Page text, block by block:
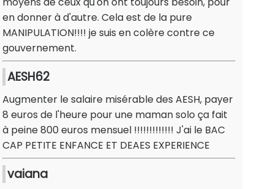
en donner à d'autre. Cela est de la pure
MANIPULATION!!!! je suis en colère contre ce
gouvernement.
AESH62
Augmenter le salaire misérable des AESH, payer
8 euros de l'heure pour une maman solo ça fait
à peine 800 euros mensuel !!!!!!!!!!!!! J'ai le BAC
CAP PETITE ENFANCE ET DEAES EXPERIENCE
vaiana